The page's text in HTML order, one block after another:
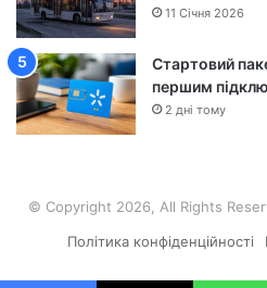
11 Січня 2026
Стартовий
першим
2 дні тому
© Copyright 2026, All Rights
Політика конфіденційності